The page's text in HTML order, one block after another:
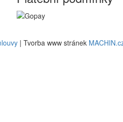
| Tvorba www stránek